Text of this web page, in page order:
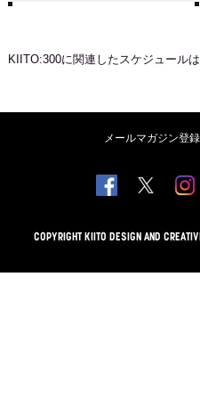
KIITO:300に関連したスケジュール
メールマガジン登録
COPYRIGHT KIITO DESIGN AND